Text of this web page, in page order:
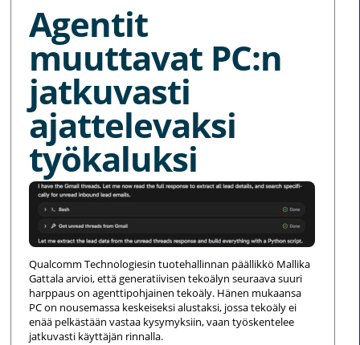
Agentit
muuttavat PC:n
jatkuvasti
ajattelevaksi
työkaluksi
Qualcomm Technologiesin tuotehallinnan päällikkö Mallika
Gattala arvioi, että generatiivisen tekoälyn seuraava suuri
harppaus on agenttipohjainen tekoäly. Hänen mukaansa
PC on nousemassa keskeiseksi alustaksi, jossa tekoäly ei
enää pelkästään vastaa kysymyksiin, vaan työskentelee
jatkuvasti käyttäjän rinnalla.